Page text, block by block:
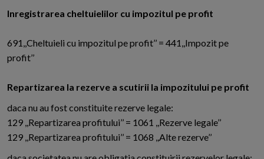
Inregistrarea cheltuielilor cu impozitul pe profit
691,,Cheltuieli cu impozitul pe profit’’ = 441,,Impozit pe
profit’’
Repartizarea la rezerve a scutirii la impozitului pe profit
daca nu au fost constituite rezerve legale:
129 ,,Repartizarea profitului’’ = 1061 ,,Rezerve legale’’
129 ,,Repartizarea profitului’’ = 1068 ,,Alte rezerve’’